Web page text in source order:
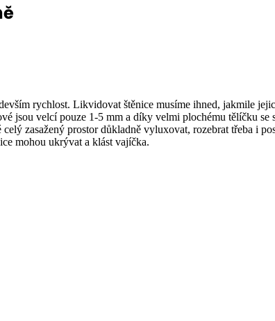
rychlost. Likvidovat štěnice musíme ihned, jakmile
jsou velcí pouze 1-5 mm a díky velmi plochému tělíčku
zasažený prostor důkladně vyluxovat, rozebrat třeba i
mohou ukrývat a klást vajíčka.